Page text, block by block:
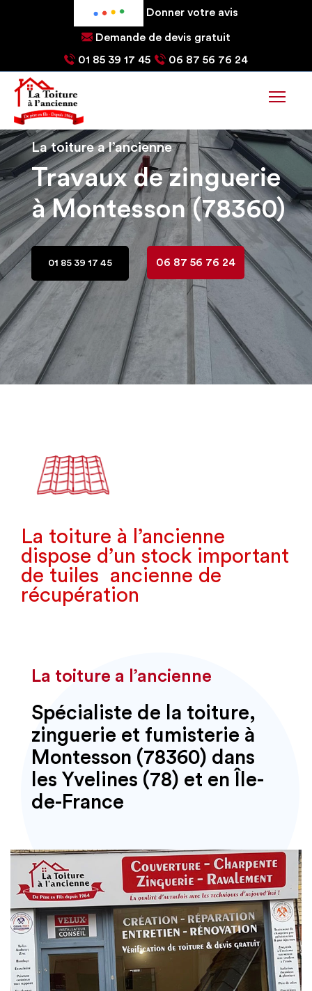
Donner votre avis
Demande de devis gratuit
01 85 39 17 45
06 87 56 76 24
La toiture a l’ancienne
Artisan couvreur
à Montesson (78360)
01 85 39 17 45 06 87 56 76 24
La toiture à l’ancienne
dispose d’un stock important
de tuiles ancienne de
récupération
La toiture a l’ancienne
Spécialiste de la toiture,
zinguerie et fumisterie à
Montesson (78360) dans
les Yvelines (78) et en Île-
de-France